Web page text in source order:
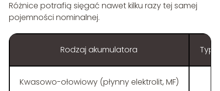
Różnice potrafią sięgać nawet kilku razy tej samej
pojemności nominalnej.
Rodzaj akumulatora
Kwasowo-ołowiowy (płynny elektrolit, MF)